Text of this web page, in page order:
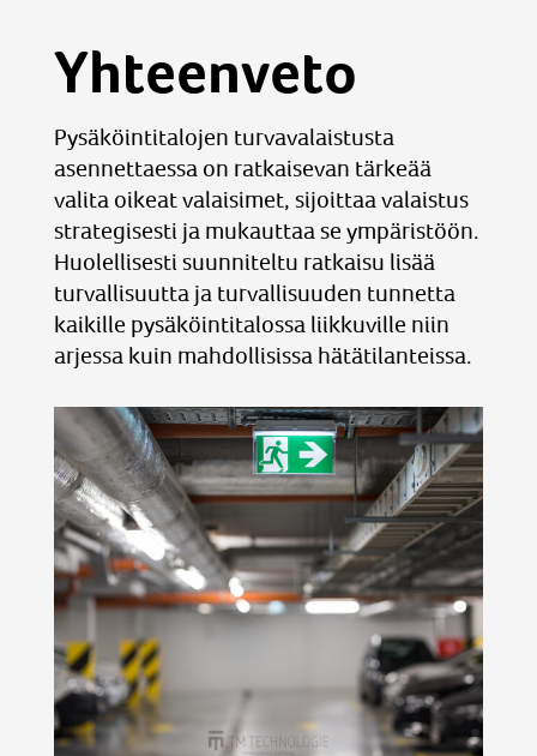
Yhteenveto
Pysäköintitalojen turvavalaistusta
asennettaessa on ratkaisevan tärkeää
valita oikeat valaisimet, sijoittaa valaistus
strategisesti ja mukauttaa se ympäristöön.
Huolellisesti suunniteltu ratkaisu lisää
turvallisuutta ja turvallisuuden tunnetta
kaikille pysäköintitalossa liikkuville niin
arjessa kuin mahdollisissa hätätilanteissa.